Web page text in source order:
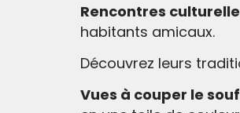
Rencontres
habitants amicaux.
Découvrez leurs
Vues à couper le